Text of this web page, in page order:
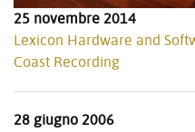
25 novembre 2014
Lexicon Hardware and
Coast Recording
28 giugno 2006